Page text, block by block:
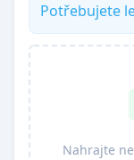
Potřebujete
Nahrajte